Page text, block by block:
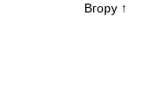
Вгору ↑